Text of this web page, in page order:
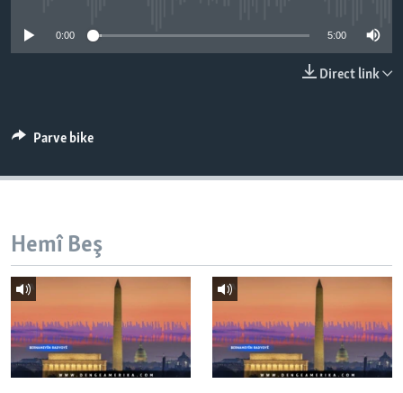
SERNIVÎS
Learning English
FOLLOW US
Zimanên Din
0:00 5:00
Direct link
Parve bike
Hemî Beş